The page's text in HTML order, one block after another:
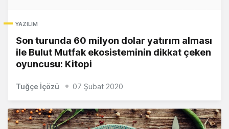
YAZILIM
Son turunda 60 milyon dolar yatırım alması
ile Bulut Mutfak ekosisteminin dikkat çeken
oyuncusu: Kitopi
Tuğçe İçözü 07 Şubat 2020